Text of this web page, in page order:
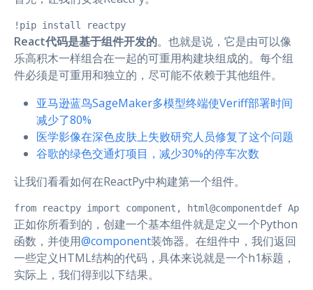
!pip install reactpy
React代码是基于组件开发的。也就是说，它是由可以像
乐高积木一样组合在一起的可重用构建块组成的。每个组
件必须是可重用和独立的，尽可能不依赖于其他组件。
亚马逊蓝鸟SageMaker多模型终端使Veriff部署时间
减少了80%
医学影像在深色皮肤上失败研究人员修复了这个问题
谷歌的绿色交通灯项目，减少30%的停车次数
让我们看看如何在ReactPy中构建第一个组件。
from reactpy import component, html@componentdef
正如你所看到的，创建一个基本组件就是定义一个Python
函数，并使用@component装饰器。在组件中，我们返回
一些定义HTML结构的代码，具体来说就是一个h1标题，
实际上，我们得到以下结果。